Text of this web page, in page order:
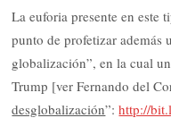
La euforia presente en este
punto de profetizar además
globalización”, en la cual
Trump [ver Fernando del
desglobalización”:http://